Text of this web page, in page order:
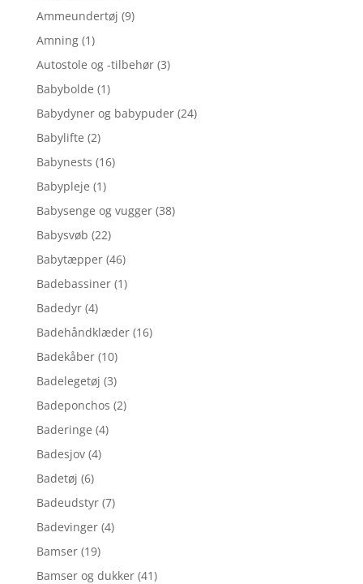
Ammeundertøj (9)
Amning (1)
Autostole og -tilbehør (3)
Babybolde (1)
Babydyner og babypuder (24)
Babylifte (2)
Babynests (16)
Babypleje (1)
Babysenge og vugger (38)
Babysvøb (22)
Babytæpper (46)
Badebassiner (1)
Badedyr (4)
Badehåndklæder (16)
Badekåber (10)
Badelegetøj (3)
Badeponchos (2)
Baderinge (4)
Badesjov (4)
Badetøj (6)
Badeudstyr (7)
Badevinger (4)
Bamser (19)
Bamser og dukker (41)